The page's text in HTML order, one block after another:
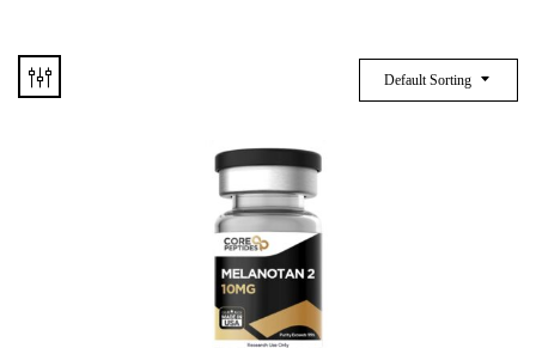
Default Sorting